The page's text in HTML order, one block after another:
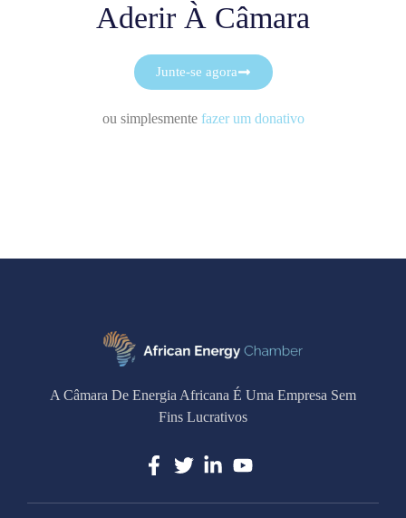
Aderir À Câmara
Junte-se agora
ou simplesmente fazer um donativo
A Câmara De Energia Africana É Uma Empresa Sem
Fins Lucrativos